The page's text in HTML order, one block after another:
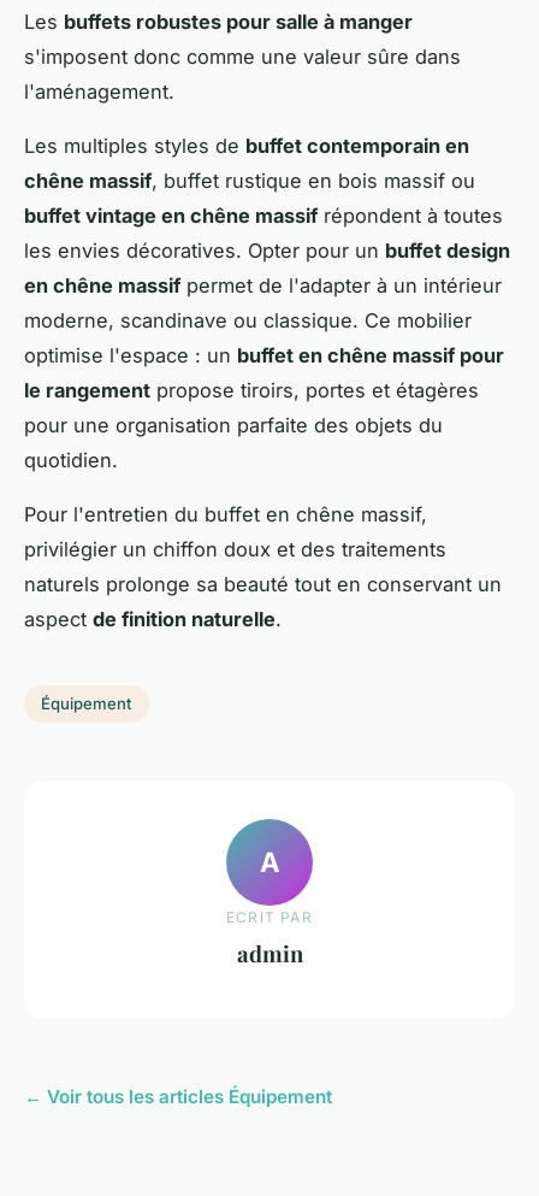
Les buffets robustes pour salle à manger
s'imposent donc comme une valeur sûre dans
l'aménagement.
Les multiples styles de buffet contemporain en
chêne massif, buffet rustique en bois massif ou
buffet vintage en chêne massifrépondent à toutes
les envies décoratives. Opter pour un buffet design
en chêne massifpermet de l'adapter à un intérieur
moderne, scandinave ou classique. Ce mobilier
optimise l'espace : un buffet en chêne massif pour
le rangement propose tiroirs, portes et étagères
pour une organisation parfaite des objets du
quotidien.
Pour l'entretien du buffet en chêne massif,
privilégier un chiffon doux et des traitements
naturels prolonge sa beauté tout en conservant un
aspect de finition naturelle.
Équipement
A
ECRIT PAR
admin
← Voir tous les articles Équipement